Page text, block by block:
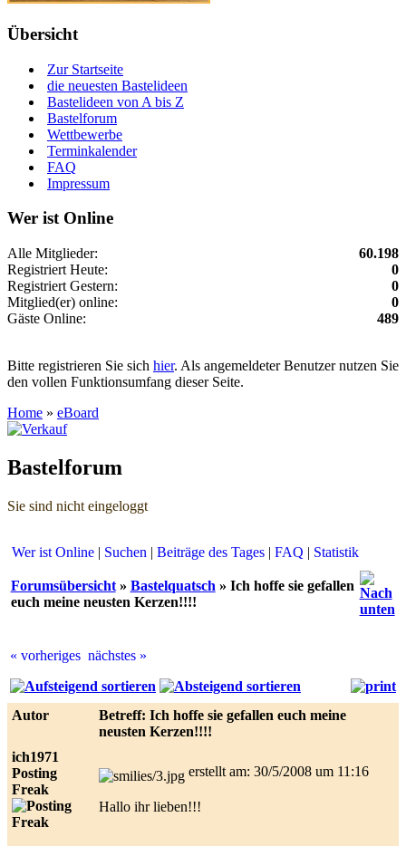
Übersicht
Zur Startseite
die neuesten Bastelideen
Bastelideen von A bis Z
Bastelforum
Wettbewerbe
Terminkalender
FAQ
Impressum
Wer ist Online
Alle Mitglieder:
60.198
Registriert Heute:
0
Registriert Gestern:
0
Mitglied(er) online:
0
Gäste Online:
489
Bitte registrieren Sie sich hier. Als angemeldeter Benutzer nutzen Sie
den vollen Funktionsumfang dieser Seite.
Home » eBoard
Bastelforum
Sie sind nicht eingeloggt
Wer ist Online | Suchen | Beiträge des Tages | FAQ | Statistik
Forumsübersicht» Bastelquatsch » Ich hoffe sie gefallen
euch meine neusten Kerzen!!!!
online
live
casino
« vorheriges nächstes »
Autor
Betreff: Ich hoffe sie gefallen euch meine
neusten Kerzen!!!!
ich1971
Posting
Freak
erstellt am: 30/5/2008 um 11:16
Hallo ihr lieben!!!